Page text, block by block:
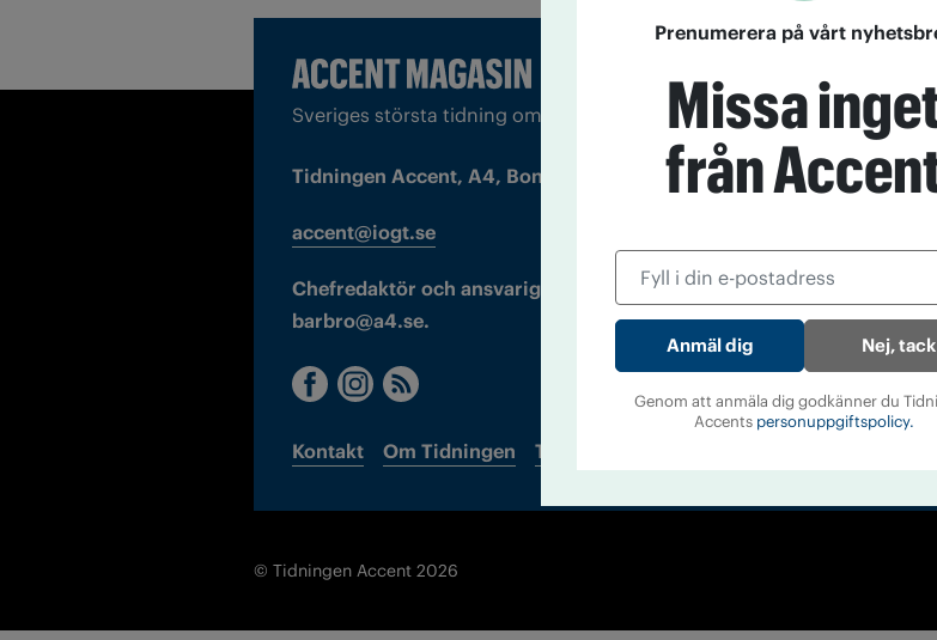
Sveriges största tidning om droger och nykterhet
Tidningen Accent, A4, Bondegatan 21, 116 33 Stockholm
accent@iogt.se
Chefredaktör och ansvarig utgivare: Barbro Janson Lundkvist,
barbro@a4.se.
Kontakt Om Tidningen Tidningsarkiv
© Tidningen Accent 2026
Prenumerera på vårt
Missa
från
Nej, tack
Genom att anmäla dig godkänner du
Accents personuppgiftspolicy.